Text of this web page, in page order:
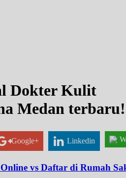
Dokter Kulit
Medan terbaru!
Google+ Linkedin
vs Daftar di Rumah